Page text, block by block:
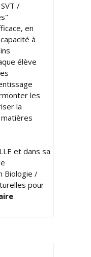
/
en
à
élève
les
la
et dans sa
Biologie /
pour